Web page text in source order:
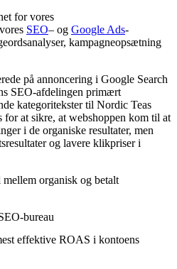
for vores
SEO– og Google Ads-
kampagneopsætning
på annoncering i Google Search
SEO-afdelingen primært
kategoritekster til Nordic Teas
at sikre, at webshoppen kom til at
i de organiske resultater, men
og lavere klikpriser i
mellem organisk og betalt
effektive ROAS i kontoens